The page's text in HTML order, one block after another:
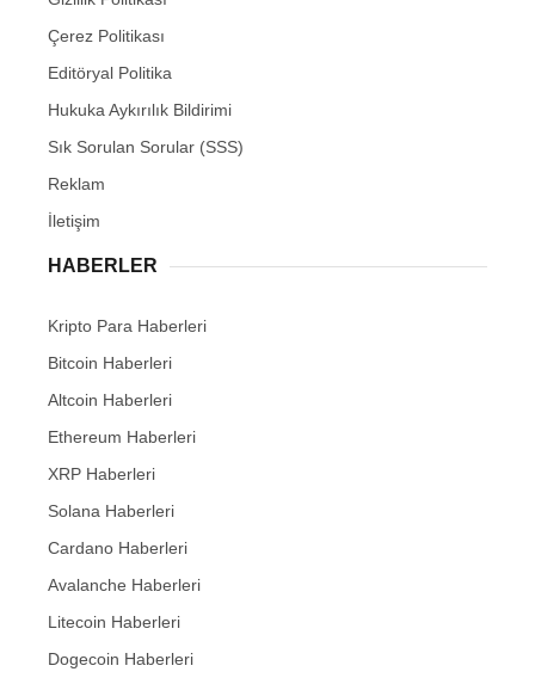
Çerez Politikası
Editöryal Politika
Hukuka Aykırılık Bildirimi
Sık Sorulan Sorular (SSS)
Reklam
İletişim
HABERLER
Kripto Para Haberleri
Bitcoin Haberleri
Altcoin Haberleri
Ethereum Haberleri
XRP Haberleri
Solana Haberleri
Cardano Haberleri
Avalanche Haberleri
Litecoin Haberleri
Dogecoin Haberleri